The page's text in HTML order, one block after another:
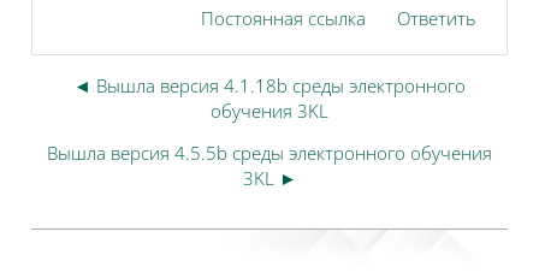
Постоянная ссылка Ответить
◄ Вышла версия 4.1.18b среды электронного
обучения 3KL
Вышла версия 4.5.5b среды электронного обучения
3KL ►